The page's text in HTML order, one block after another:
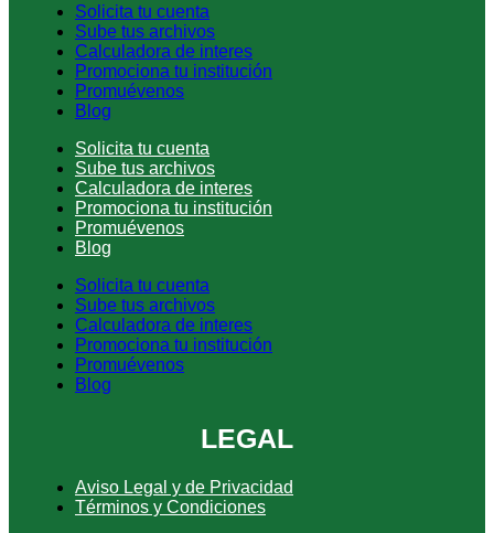
Solicita tu cuenta
Sube tus archivos
Calculadora de interes
Promociona tu institución
Promuévenos
Blog
Solicita tu cuenta
Sube tus archivos
Calculadora de interes
Promociona tu institución
Promuévenos
Blog
Solicita tu cuenta
Sube tus archivos
Calculadora de interes
Promociona tu institución
Promuévenos
Blog
LEGAL
Aviso Legal y de Privacidad
Términos y Condiciones